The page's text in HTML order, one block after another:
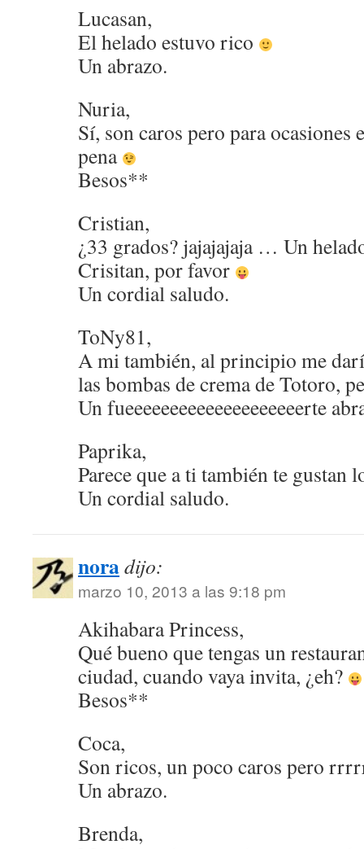
Lucasan,
El helado estuvo rico
Un abrazo.
Nuria,
Sí, son caros pero para ocasiones
pena
Besos**
Cristian,
¿33 grados? jajajajaja … Un
Crisitan, por favor
Un cordial saludo.
ToNy81,
A mi también, al principio me
las bombas de crema de Totoro,
Un fueeeeeeeeeeeeeeeeeeeerte
Paprika,
Parece que a ti también te gustan
Un cordial saludo.
noradijo:
marzo 10, 2013 a las 9:18 pm
Akihabara Princess,
Qué bueno que tengas un
ciudad, cuando vaya invita, ¿eh?
Besos**
Coca,
Son ricos, un poco caros pero
Un abrazo.
Brenda,